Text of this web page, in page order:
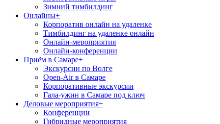
Зимний тимбилдинг
Онлайны+
Корпоратив онлайн на удаленке
Тимбилдинг на удаленке онлайн
Онлайн-мероприятия
Онлайн-конференции
Приём в Самаре+
Экскурсии по Волге
Open-Air в Самаре
Корпоративные экскурсии
Гала-ужин в Самаре под ключ
Деловые мероприятия+
Конференции
Гибридные мероприятия